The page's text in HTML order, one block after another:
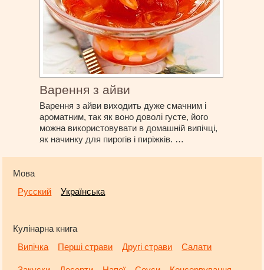
Варення з айви
Варення з айви виходить дуже смачним і
ароматним, так як воно доволі густе, його
можна використовувати в домашній випічці,
як начинку для пирогів і пиріжків. …
Мова
Русский
Українська
Кулінарна книга
Випічка
Перші страви Другі страви Салати